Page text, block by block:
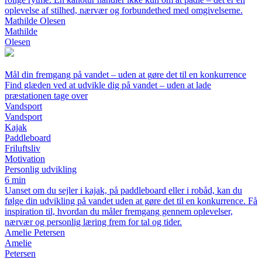
oplevelse af stilhed, nærvær og forbundethed med omgivelserne.
Mathilde Olesen
Mathilde
Olesen
Mål din fremgang på vandet – uden at gøre det til en konkurrence
Find glæden ved at udvikle dig på vandet – uden at lade
præstationen tage over
Vandsport
Vandsport
Kajak
Paddleboard
Friluftsliv
Motivation
Personlig udvikling
6 min
Uanset om du sejler i kajak, på paddleboard eller i robåd, kan du
følge din udvikling på vandet uden at gøre det til en konkurrence. Få
inspiration til, hvordan du måler fremgang gennem oplevelser,
nærvær og personlig læring frem for tal og tider.
Amelie Petersen
Amelie
Petersen